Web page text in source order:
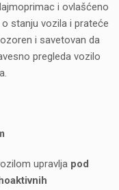
i ovlašćeno
stanju vozila i prateće
i savetovan da
pregleda vozilo
upravlja pod